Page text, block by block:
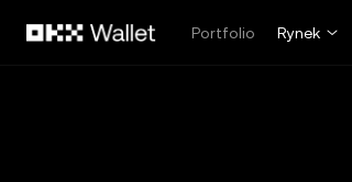
Portfolio
Rynek